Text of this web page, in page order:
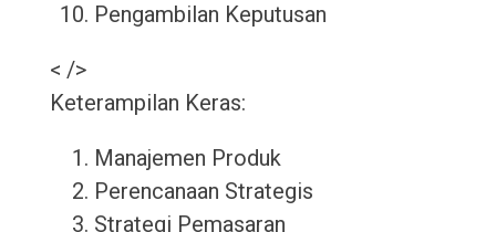
Pengambilan Keputusan
< />
Keterampilan Keras:
Manajemen Produk
Perencanaan Strategis
Strategi Pemasaran